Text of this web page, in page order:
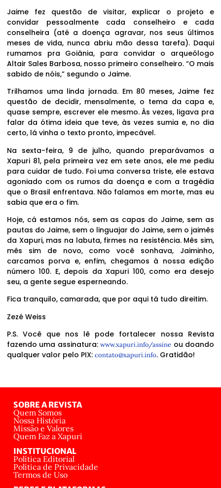
Jaime fez questão de visitar, explicar o projeto e
convidar pessoalmente cada conselheiro e cada
conselheira (até a doença agravar, nos seus últimos
meses de vida, nunca abriu mão dessa tarefa). Daqui
rumamos pra Goiânia, para convidar o arqueólogo
Altair Sales Barbosa, nosso primeiro conselheiro. “O mais
sabido de nóis,” segundo o Jaime.
Trilhamos uma linda jornada. Em 80 meses, Jaime fez
questão de decidir, mensalmente, o tema da capa e,
quase sempre, escrever ele mesmo. Às vezes, ligava pra
falar da ótima ideia que teve, às vezes sumia e, no dia
certo, lá vinha o texto pronto, impecável.
Na sexta-feira, 9 de julho, quando preparávamos a
Xapuri 81, pela primeira vez em sete anos, ele me pediu
para cuidar de tudo. Foi uma conversa triste, ele estava
agoniado com os rumos da doença e com a tragédia
que o Brasil enfrentava. Não falamos em morte, mas eu
sabia que era o fim.
Hoje, cá estamos nós, sem as capas do Jaime, sem as
pautas do Jaime, sem o linguajar do Jaime, sem o jaimês
da Xapuri, mas na labuta, firmes na resistência. Mês sim,
mês sim de novo, como você sonhava, Jaiminho,
carcamos porva e, enfim, chegamos à nossa edição
número 100. E, depois da Xapuri 100, como era desejo
seu, a gente segue esperneando.
Fica tranquilo, camarada, que por aqui tá tudo direitim.
Zezé Weiss
P.S. Você que nos lê pode fortalecer nossa Revista
fazendo uma assinatura:www.xapuri.info/assine ou doando
qualquer valor pelo PIX: contato@xapuri.info. Gratidão!
SOBRE A REVISTA
Quem Somos
Nossa História
Missão e Valores
Quem Faz a Xapuri
INSTITUCIONAL
Política Editorial
Política de Privacidade
Termos de Uso